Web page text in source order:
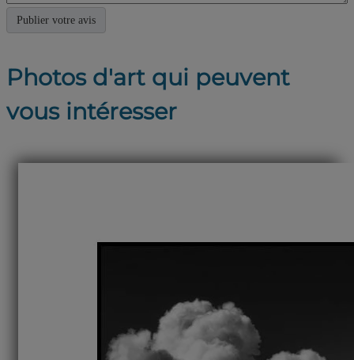
Photos d'art qui peuvent
vous intéresser